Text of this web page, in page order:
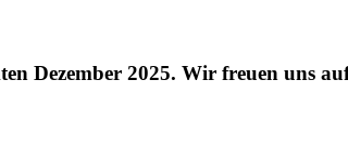
Dezember 2025. Wir freuen uns